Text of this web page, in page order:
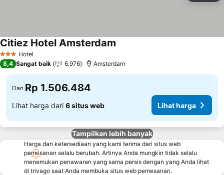
3 BintangHotel
Citiez Hotel Amsterdam
8,4 Sangat baik 6.976 Amsterdam
Dari Rp 1.506.484
Lihat harga dari 6 situs web Lihat harga
Tampilkan lebih banyak
Harga dan ketersediaan yang kami terima dari situs web
pemesanan selalu berubah. Artinya Anda mungkin tidak selalu
menemukan penawaran yang sama persis dengan yang Anda lihat
di trivago saat Anda membuka situs web pemesanan.